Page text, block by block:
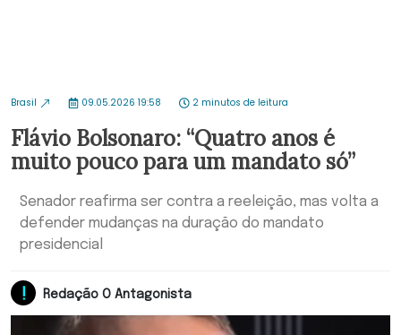
Brasil 09.05.2026 19:58 2 minutos de leitura
Flávio Bolsonaro: “Quatro anos é
muito pouco para um mandato só”
Senador reafirma ser contra a reeleição, mas volta a
defender mudanças na duração do mandato
presidencial
Redação O Antagonista